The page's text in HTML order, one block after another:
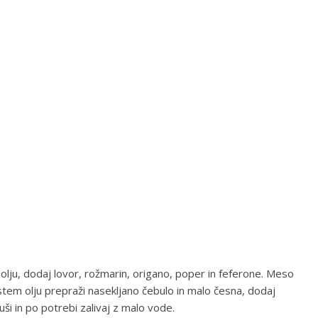
dodaj lovor, rožmarin, origano, poper in feferone. Meso
olju prepraži nasekljano čebulo in malo česna, dodaj
in po potrebi zalivaj z malo vode.